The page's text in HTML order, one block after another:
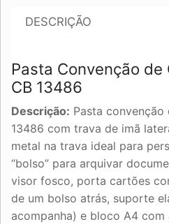
DESCRIÇÃO
Pasta Convenção de
CB 13486
Descrição: Pasta
13486 com trava de imã
metal na trava ideal para
“bolso” para arquivar
visor fosco, porta cartões
de um bolso atrás, suporte
acompanha) e bloco A4